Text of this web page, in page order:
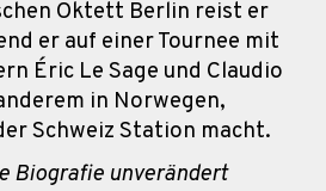
Oktett Berlin reist er
er auf einer Tournee mit
Éric Le Sage und Claudio
in Norwegen,
Schweiz Station macht.
Biografie unverändert